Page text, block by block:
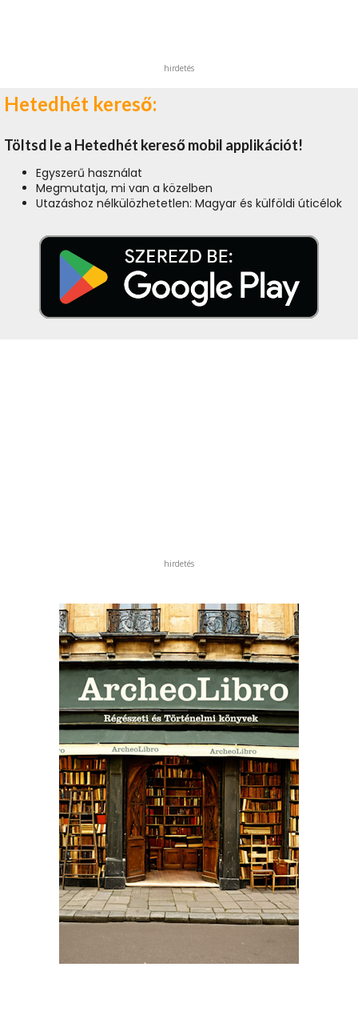
hirdetés
Hetedhét kereső:
Töltsd le a Hetedhét kereső mobil applikációt!
Egyszerű használat
Megmutatja, mi van a közelben
Utazáshoz nélkülözhetetlen: Magyar és külföldi úticélok
hirdetés